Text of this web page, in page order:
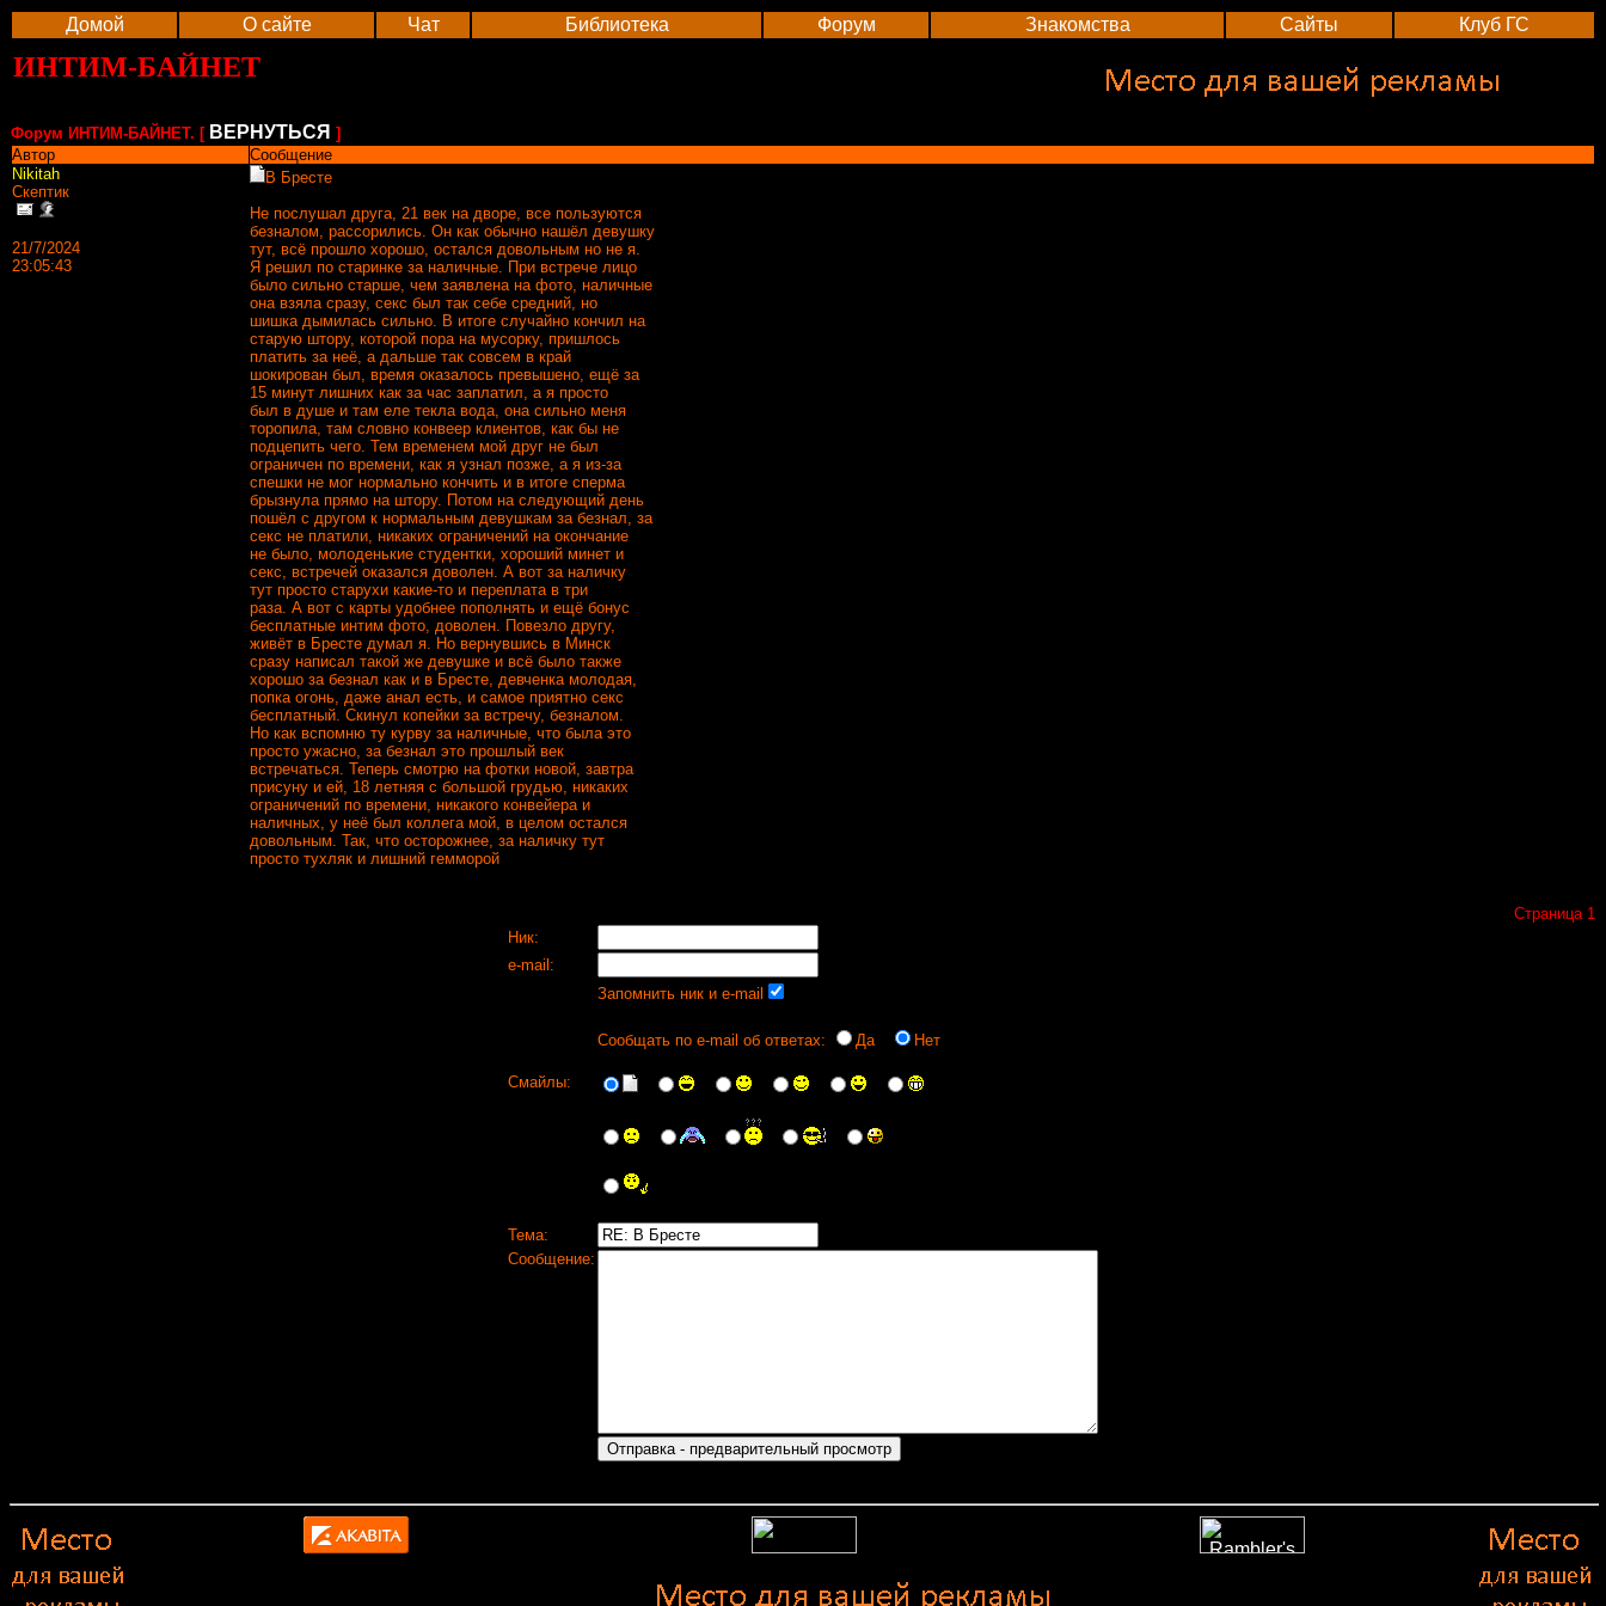
Домой О сайте Чат Библиотека Форум Знакомства Сайты Клуб ГС
ИНТИМ-БАЙНЕТ
Форум ИНТИМ-БАЙНЕТ. [ ВЕРНУТЬСЯ ]
Автор
Сообщение
Nikitah
Скептик
21/7/2024
23:05:43
В Бресте
Не послушал друга, 21 век на дворе, все пользуются
безналом, рассорились. Он как обычно нашёл девушку
тут, всё прошло хорошо, остался довольным но не я.
Я решил по старинке за наличные. При встрече лицо
было сильно старше, чем заявлена на фото, наличные
она взяла сразу, секс был так себе средний, но
шишка дымилась сильно. В итоге случайно кончил на
старую штору, которой пора на мусорку, пришлось
платить за неё, а дальше так совсем в край
шокирован был, время оказалось превышено, ещё за
15 минут лишних как за час заплатил, а я просто
был в душе и там еле текла вода, она сильно меня
торопила, там словно конвеер клиентов, как бы не
подцепить чего. Тем временем мой друг не был
ограничен по времени, как я узнал позже, а я из-за
спешки не мог нормально кончить и в итоге сперма
брызнула прямо на штору. Потом на следующий день
пошёл с другом к нормальным девушкам за безнал, за
секс не платили, никаких ограничений на окончание
не было, молоденькие студентки, хороший минет и
секс, встречей оказался доволен. А вот за наличку
тут просто старухи какие-то и переплата в три
раза. А вот с карты удобнее пополнять и ещё бонус
бесплатные интим фото, доволен. Повезло другу,
живёт в Бресте думал я. Но вернувшись в Минск
сразу написал такой же девушке и всё было также
хорошо за безнал как и в Бресте, девченка молодая,
попка огонь, даже анал есть, и самое приятно секс
бесплатный. Скинул копейки за встречу, безналом.
Но как вспомню ту курву за наличные, что была это
просто ужасно, за безнал это прошлый век
встречаться. Теперь смотрю на фотки новой, завтра
присуну и ей, 18 летняя с большой грудью, никаких
ограничений по времени, никакого конвейера и
наличных, у неё был коллега мой, в целом остался
довольным. Так, что осторожнее, за наличку тут
просто тухляк и лишний гемморой
Страница 1
Ник:
e-mail:
Запомнить ник и e-mail
Сообщать по e-mail об ответах: Да Нет
Смайлы:
Тема:
Сообщение: